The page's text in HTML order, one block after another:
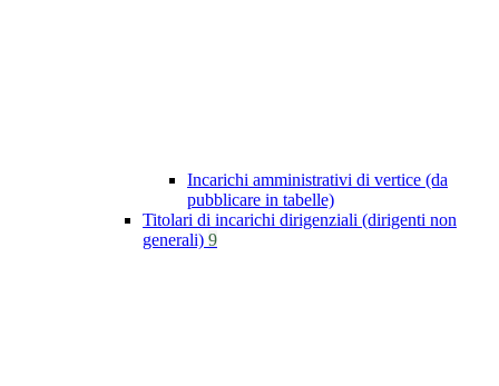
Incarichi amministrativi di vertice (da
pubblicare in tabelle)
Titolari di incarichi dirigenziali (dirigenti non
generali) 9